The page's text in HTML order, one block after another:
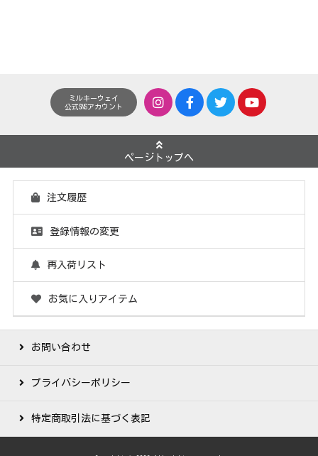
ミルキーウェイ
公式SNSアカウント
ページトップへ
注文履歴
登録情報の変更
再入荷リスト
お気に入りアイテム
お問い合わせ
プライバシーポリシー
特定商取引法に基づく表記